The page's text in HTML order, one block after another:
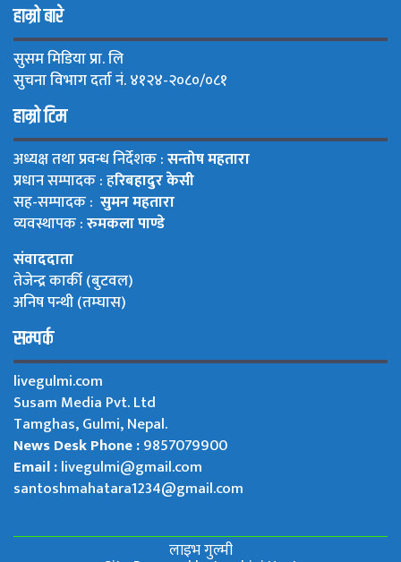
हाम्रो बारे
सुसम मिडिया प्रा. लि
सुचना विभाग दर्ता नं. ४१२४-२०८०/०८१
हाम्रो टिम
अध्यक्ष तथा प्रवन्ध निर्देशक :सन्तोष महतारा
प्रधान सम्पादक : हरिबहादुर केसी
सह-सम्पादक : सुमन महतारा
व्यवस्थापक :रुमकला पाण्डे
संवाददाता
तेजेन्द्र कार्की (बुटवल)
अनिष पन्थी (तम्घास)
सम्पर्क
livegulmi.com
Susam Media Pvt. Ltd
Tamghas, Gulmi, Nepal.
News Desk Phone :9857079900
Email :livegulmi@gmail.com
santoshmahatara1234@gmail.com
लाइभ गुल्मी